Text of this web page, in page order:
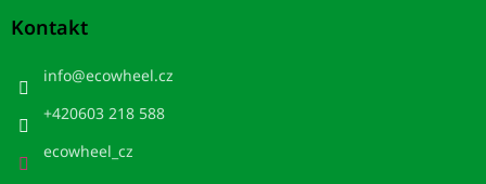
Kontakt
info@ecowheel.cz
+420603 218 588
ecowheel_cz